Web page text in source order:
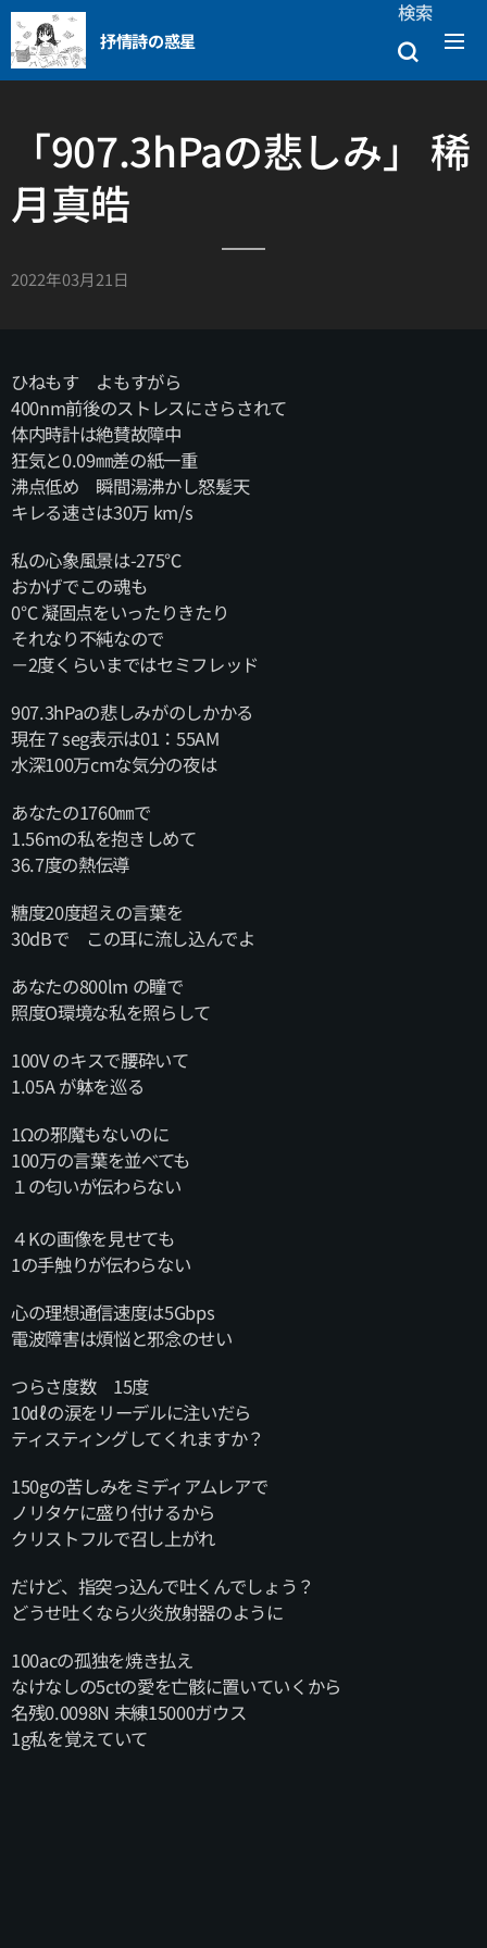
抒情詩の惑星
検索
「907.3hPaの悲しみ」 稀
月真皓
2022年03月21日
ひねもす よもすがら
400nm前後のストレスにさらされて
体内時計は絶賛故障中
狂気と0.09㎜差の紙一重
沸点低め 瞬間湯沸かし怒髪天
キレる速さは30万 km/s
私の心象風景は-275℃
おかげでこの魂も
0℃ 凝固点をいったりきたり
それなり不純なので
－2度くらいまではセミフレッド
907.3hPaの悲しみがのしかかる
現在７seg表示は01：55AM
水深100万cmな気分の夜は
あなたの1760㎜で
1.56mの私を抱きしめて
36.7度の熱伝導
糖度20度超えの言葉を
30dBで この耳に流し込んでよ
あなたの800lm の瞳で
照度O環境な私を照らして
100V のキスで腰砕いて
1.05A が躰を巡る
1Ωの邪魔もないのに
100万の言葉を並べても
１の匂いが伝わらない
４Kの画像を見せても
1の手触りが伝わらない
心の理想通信速度は5Gbps
電波障害は煩悩と邪念のせい
つらさ度数 15度
10㎗の涙をリーデルに注いだら
ティスティングしてくれますか？
150gの苦しみをミディアムレアで
ノリタケに盛り付けるから
クリストフルで召し上がれ
だけど、指突っ込んで吐くんでしょう？
どうせ吐くなら火炎放射器のように
100acの孤独を焼き払え
なけなしの5ctの愛を亡骸に置いていくから
名残0.0098N 未練15000ガウス
1g私を覚えていて